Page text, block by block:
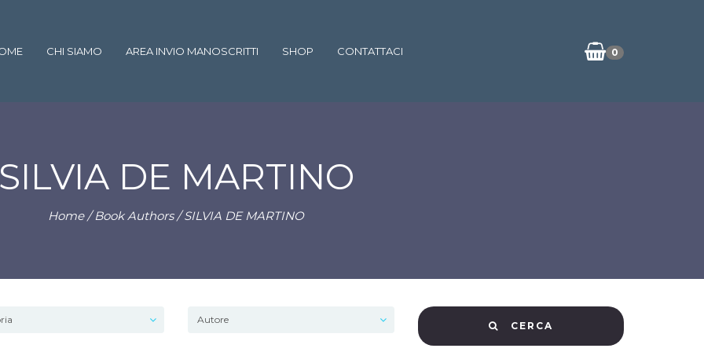
0
CHI SIAMO AREA INVIO MANOSCRITTI SHOP CONTATTACI
DE MARTINO
Home/ Book Authors / SILVIA DE MARTINO
CERCA